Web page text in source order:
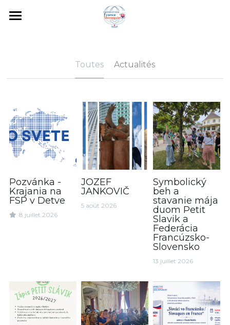
Toutes les catégories
Actualités
Connexion /S'inscrire
Toutes Actualités
Pozvánka -
Krajania na
FSP v Detve
8 juillet 2026
JOZEF
JANKOVIČ
5 août 2026
Symbolický
beh a
stavanie mája
duom Petit
Slavik a
Federácia
Francúzsko-
Slovensko
13 juillet 2026
CATÉGORIES DE BLOG